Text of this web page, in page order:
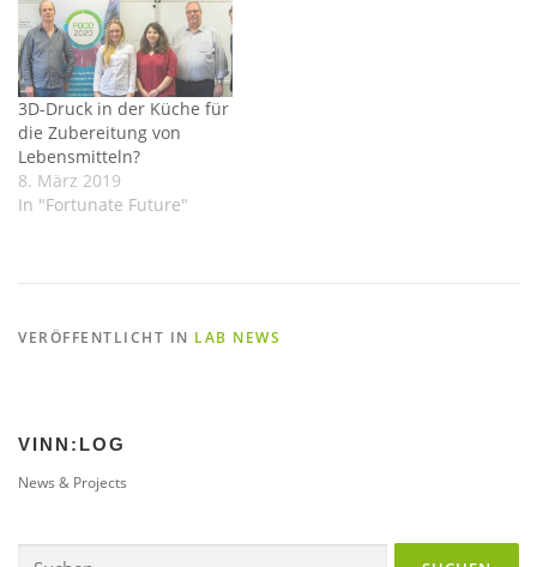
3D-Druck in der Küche für
die Zubereitung von
Lebensmitteln?
8. März 2019
In "Fortunate Future"
VERÖFFENTLICHT IN LAB NEWS
VINN:LOG
News & Projects